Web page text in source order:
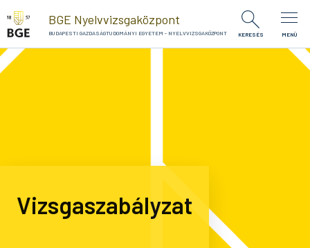
Ugrás a tartalomra
BGE Nyelvvizsgaközpont
BUDAPESTI GAZDASÁGTUDOMÁNYI EGYETEM - NYELVVIZSGAKÖZPONT KERESÉS MENÜ
Vizsgaszabályzat